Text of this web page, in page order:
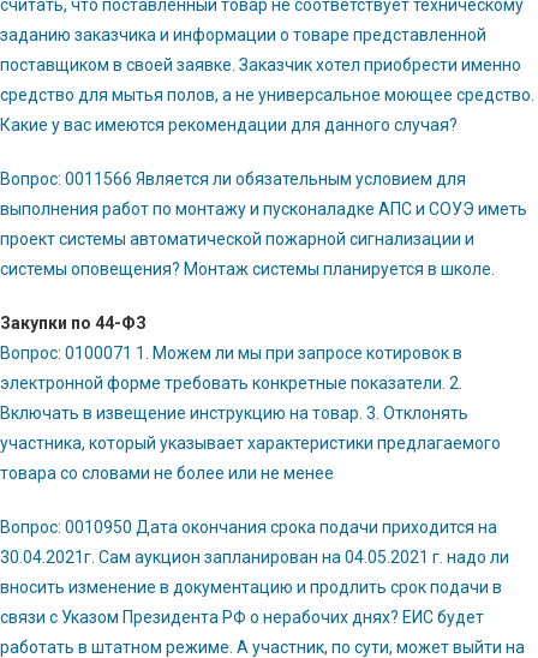
считать, что поставленный товар не соответствует техническому
заданию заказчика и информации о товаре представленной
поставщиком в своей заявке. Заказчик хотел приобрести именно
средство для мытья полов, а не универсальное моющее средство.
Какие у вас имеются рекомендации для данного случая?
Вопрос: 0011566 Является ли обязательным условием для
выполнения работ по монтажу и пусконаладке АПС и СОУЭ иметь
проект системы автоматической пожарной сигнализации и
системы оповещения? Монтаж системы планируется в школе.
Закупки по 44-ФЗ
Вопрос: 0100071 1. Можем ли мы при запросе котировок в
электронной форме требовать конкретные показатели. 2.
Включать в извещение инструкцию на товар. 3. Отклонять
участника, который указывает характеристики предлагаемого
товара со словами не более или не менее
Вопрос: 0010950 Дата окончания срока подачи приходится на
30.04.2021г. Сам аукцион запланирован на 04.05.2021 г. надо ли
вносить изменение в документацию и продлить срок подачи в
связи с Указом Президента РФ о нерабочих днях? ЕИС будет
работать в штатном режиме. А участник, по сути, может выйти на